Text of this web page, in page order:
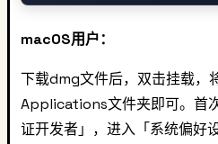
macOS用户：
下载dmg文件后，双击挂载，
Applications文件夹即可。首
证开发者」，进入「系统偏好